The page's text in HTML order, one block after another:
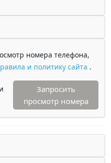
номера телефона,
и политику сайта .
Запросить
просмотр номера